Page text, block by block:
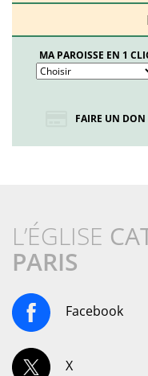
MA PAROISSE EN 1
FAIRE UN DON
L’ÉGLISE
PARIS
Facebook
X